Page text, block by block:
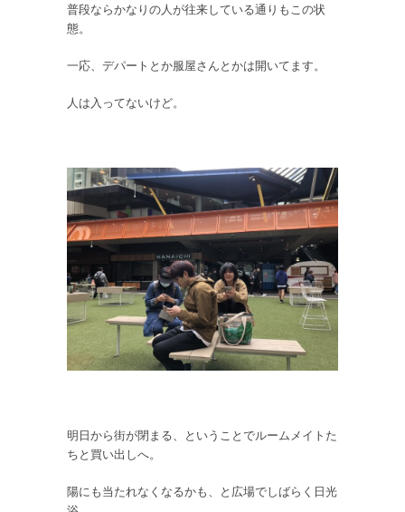
普段ならかなりの人が往来している通りもこの状
態。
一応、デパートとか服屋さんとかは開いてます。
人は入ってないけど。
明日から街が閉まる、ということでルームメイトた
ちと買い出しへ。
陽にも当たれなくなるかも、と広場でしばらく日光